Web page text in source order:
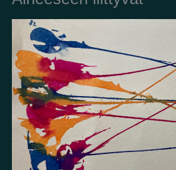
Kotimaa
Suomi Australia Brasilia Ei valittu
Yhdysvallat
Not selected
Yhdistynyt kuningaskunta